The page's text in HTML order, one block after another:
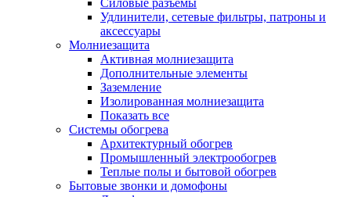
Силовые разъемы
Удлинители, сетевые фильтры, патроны и
аксессуары
Молниезащита
Активная молниезащита
Дополнительные элементы
Заземление
Изолированная молниезащита
Показать все
Системы обогрева
Архитектурный обогрев
Промышленный электрообогрев
Теплые полы и бытовой обогрев
Бытовые звонки и домофоны